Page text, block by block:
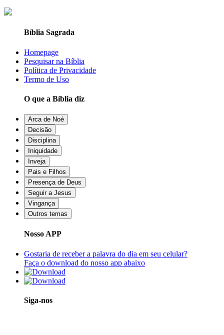
Bíblia Sagrada
Homepage
Pesquisar na Bíblia
Política de Privacidade
Termo de Uso
O que a Bíblia diz
Arca de Noé
Decisão
Disciplina
Iniquidade
Inveja
Pais e Filhos
Presença de Deus
Seguir a Jesus
Vingança
Outros temas
Nosso APP
Gostaria de receber a palavra do dia em seu celular?
Faça o download do nosso app abaixo
Siga-nos